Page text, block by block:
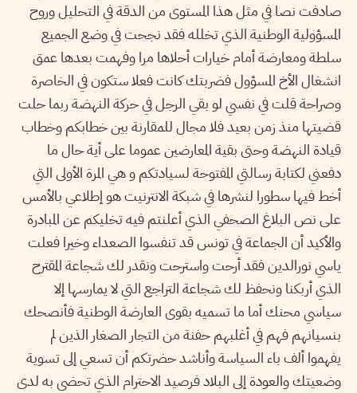
صادفت نصا في مثل هذا المستوى من الدقة في التحليل وروح
المسؤولية الوطنية الذي تخلله فقد نجحت في وضع الجميع
سلطة ومعارضة أمام خيارات أحلاها مرا وفهمت بعدها عمق
انشغال الأخ المسؤول فضربتك كانت فعلا ستكون في الخاصرة
وصراحة قلت في نفسي لو بقي الرجل في حركة النهضة ربما حلت
قضيتها منذ زمن بعيد فلا مجال للمقارنة بين خطابكم وخطاب
قيادة النهضة وحتى بقية المعارضين عموما على أية حال ما
دفعني لكتابة رسالتي المفتوحة لسيادتكم و هي المرة الأولى التي
أخط فيها سطورا لنشرها في شبكة الانترنيت هو إطلاعي بالأمس
على نص البلاغ الصحفي الذي أعلنتم فيه تخليكم عن المبادرة
والأكيد أن الجماعة في تونس قد تنفسوا الصعداء وخيرا فعلت
ياسي نورالدين فقد أرحت واسترحت ونقدر لك شجاعة المقترح
الذي أربكنا ونحفظ لك شجاعة التراجع التي لا يمارسها إلا
سياسي محنك أما ما تسميه بقوى العارضة الوطنية فأنصحك
بنسيانهم فهم في أغلبهم حفنة من التجار الصغار الذين لم
يفهموا ألف باء السياسة وأناشد حضرتكم أن تسعي إلى تسوية
وضعيتك والعودة إلى البلاد فرصيد الاحترام الذي تحضى به لدى